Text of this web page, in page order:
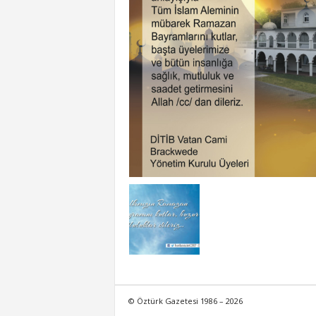
© Öztürk Gazetesi 1986 – 2026